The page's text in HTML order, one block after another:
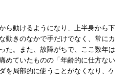
ら動けるようになり、上半身から下
動きのなかで手だけでなく、常にカ
た。また、故障がちで、ここ数年は
めていたものの「年齢的に仕方ない
を局部的に使うことがなくなり、ケ